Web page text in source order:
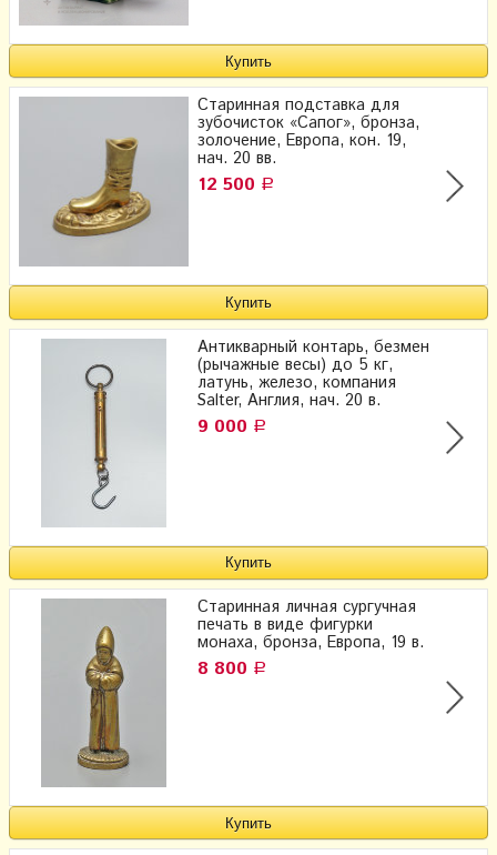
Старинная подставка для
зубочисток «Сапог», бронза,
золочение, Европа, кон. 19,
нач. 20 вв.
12 500 Р
Антикварный контарь, безмен
(рычажные весы) до 5 кг,
латунь, железо, компания
Salter, Англия, нач. 20 в.
9 000 Р
Старинная личная сургучная
печать в виде фигурки
монаха, бронза, Европа, 19 в.
8 800 Р